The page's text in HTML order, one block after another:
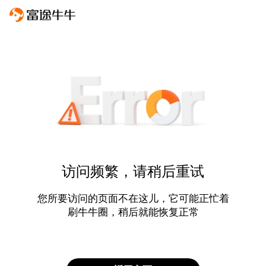
访问频繁，请稍后重试
您所要访问的页面不在这儿，它可能正忙着
刷牛牛圈，稍后就能恢复正常